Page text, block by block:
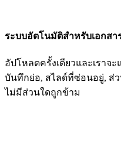
ระบบอัตโนมัติสำหรับเอกสา
อัปโหลดครั้งเดียวและเรา
บันทึกย่อ, สไลด์ที่ซ่อนอยู่, ส่
ไม่มีส่วนใดถูกข้าม